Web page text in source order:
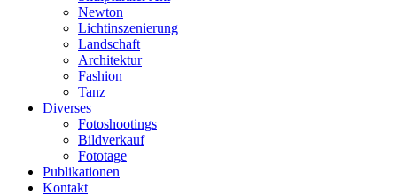
Newton
Lichtinszenierung
Landschaft
Architektur
Fashion
Tanz
Diverses
Fotoshootings
Bildverkauf
Fototage
Publikationen
Kontakt